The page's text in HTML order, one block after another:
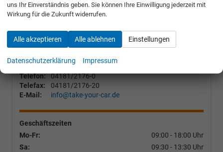
Konfigurator 2
take-your-car GmbH
D-21244Buchholz
Telefon:
04181/2176-0
Telefax:
04181/2176-20
E-Mail:
info@take-your-car.de
Geschäftszeiten
Mo-Fr:
09:00 - 18:00 Uhr
Sa:
09:30 - 13:30 Uhr
uns Ihr Einverständnis geben. Sie können Ihre Einwilligung jederzeit mit
Wirkung für die Zukunft widerrufen.
Alle akzeptieren Alle ablehnen Einstellungen
Datenschutzerklärung Impressum